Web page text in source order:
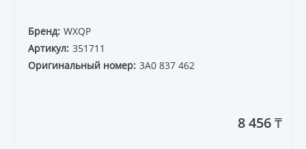
Бренд: WXQP
Артикул: 351711
Оригинальный номер: 3A0 837 462
8 456 ₸